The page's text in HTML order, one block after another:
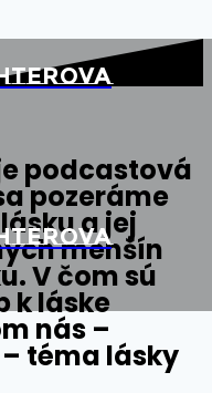
podcastová
pozeráme
a jej
menšín
V čom sú
k láske
nás –
téma lásky